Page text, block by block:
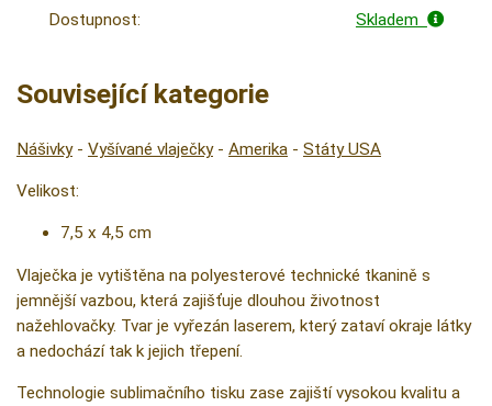
Dostupnost:
Skladem
Související kategorie
Nášivky- Vyšívané vlaječky- Amerika - Státy USA
Velikost:
7,5 x 4,5 cm
Vlaječka je vytištěna na polyesterové technické tkanině s
jemnější vazbou, která zajišťuje dlouhou životnost
nažehlovačky. Tvar je vyřezán laserem, který zataví okraje látky
a nedochází tak k jejich třepení.
Technologie sublimačního tisku zase zajiští vysokou kvalitu a